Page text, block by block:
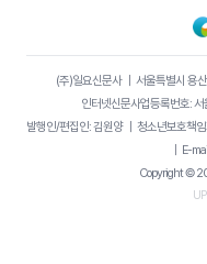
(주)일요신문사｜ 서울특별시 용
인터넷신문사업등록번호:
발행인/편집인: 김원양｜ 청소년보호책
E-
Copyright ©